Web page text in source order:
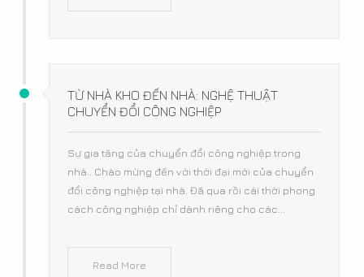
TỪ NHÀ KHO ĐẾN NHÀ: NGHỆ THUẬT
CHUYỂN ĐỔI CÔNG NGHIỆP
Sự gia tăng của chuyển đổi công nghiệp trong
nhà.. Chào mừng đến với thời đại mới của chuyển
đổi công nghiệp tại nhà. Đã qua rồi cái thời phong
cách công nghiệp chỉ dành riêng cho các...
Read More